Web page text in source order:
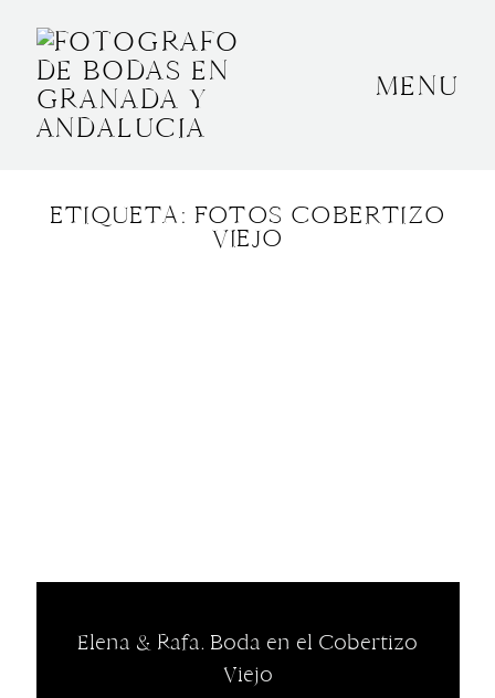
MENU
ETIQUETA: FOTOS COBERTIZO
VIEJO
Elena & Rafa. Boda en el Cobertizo
Viejo
BODAS